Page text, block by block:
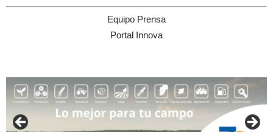
Equipo Prensa
Portal Innova